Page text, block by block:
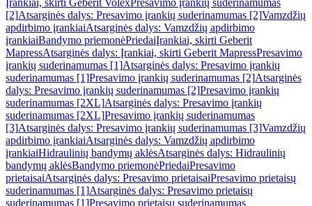
Įrankiai, skirti Geberit VolexPresavimo įrankių suderinamumas
[2]Atsarginės dalys: Presavimo įrankių suderinamumas [2]Vamzdžių
apdirbimo įrankiaiAtsarginės dalys: Vamzdžių apdirbimo
įrankiaiBandymo priemonėPriedaiĮrankiai, skirti Geberit
MapressAtsarginės dalys: Įrankiai, skirti Geberit MapressPresavimo
įrankių suderinamumas [1]Atsarginės dalys: Presavimo įrankių
suderinamumas [1]Presavimo įrankių suderinamumas [2]Atsarginės
dalys: Presavimo įrankių suderinamumas [2]Presavimo įrankių
suderinamumas [2XL]Atsarginės dalys: Presavimo įrankių
suderinamumas [2XL]Presavimo įrankių suderinamumas
[3]Atsarginės dalys: Presavimo įrankių suderinamumas [3]Vamzdžių
apdirbimo įrankiaiAtsarginės dalys: Vamzdžių apdirbimo
įrankiaiHidraulinių bandymų aklėsAtsarginės dalys: Hidraulinių
bandymų aklėsBandymo priemonėPriedaiPresavimo
prietaisaiAtsarginės dalys: Presavimo prietaisaiPresavimo prietaisų
suderinamumas [1]Atsarginės dalys: Presavimo prietaisų
suderinamumas [1]Presavimo prietaisų suderinamumas